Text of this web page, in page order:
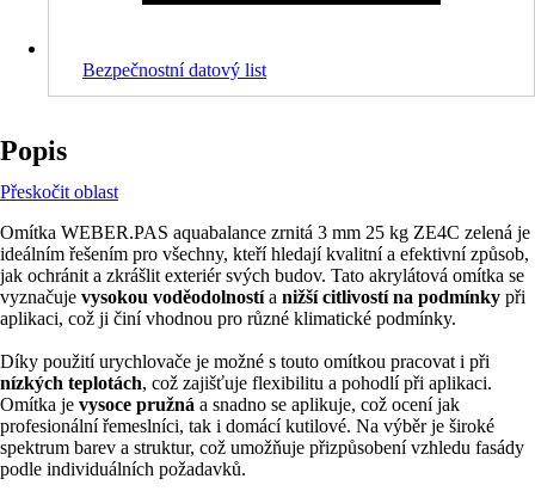
Bezpečnostní datový list
Popis
Přeskočit oblast
Omítka WEBER.PAS aquabalance zrnitá 3 mm 25 kg ZE4C zelená je
ideálním řešením pro všechny, kteří hledají kvalitní a efektivní způsob,
jak ochránit a zkrášlit exteriér svých budov. Tato akrylátová omítka se
vyznačuje vysokou voděodolnostía nižší citlivostí na podmínky při
aplikaci, což ji činí vhodnou pro různé klimatické podmínky.
Díky použití urychlovače je možné s touto omítkou pracovat i při
nízkých teplotách, což zajišťuje flexibilitu a pohodlí při aplikaci.
Omítka je vysoce pružná a snadno se aplikuje, což ocení jak
profesionální řemeslníci, tak i domácí kutilové. Na výběr je široké
spektrum barev a struktur, což umožňuje přizpůsobení vzhledu fasády
podle individuálních požadavků.